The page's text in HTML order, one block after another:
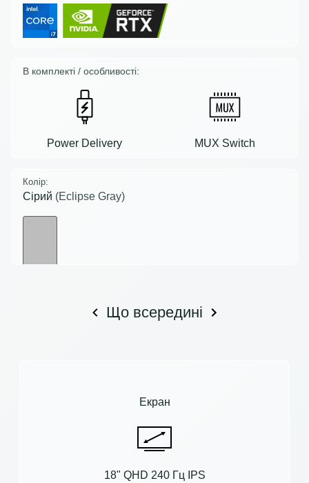
В комплекті / особливості:
Power Delivery MUX Switch
Колір:
Сірий (Eclipse Gray)
Що всередині
Екран
18" QHD 240 Гц IPS